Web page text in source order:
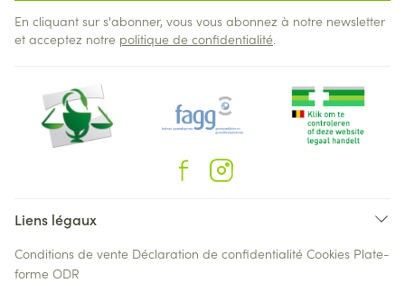
En cliquant sur s'abonner, vous vous abonnez à notre newsletter
et acceptez notre politique de confidentialité.
Liens légaux
Conditions de vente Déclaration de confidentialité Cookies Plate-
forme ODR